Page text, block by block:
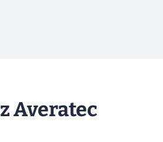
Averatec